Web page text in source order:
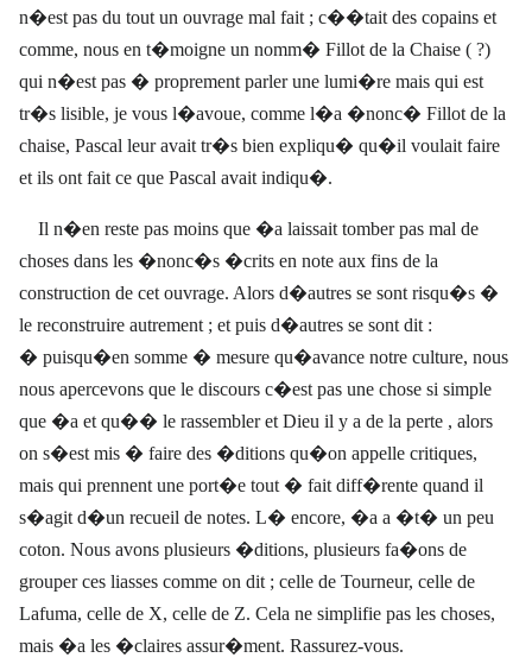
n�est pas du tout un ouvrage mal fait ; c��tait des copains et
comme, nous en t�moigne un nomm� Fillot de la Chaise ( ?)
qui n�est pas � proprement parler une lumi�re mais qui est
tr�s lisible, je vous l�avoue, comme l�a �nonc� Fillot de la
chaise, Pascal leur avait tr�s bien expliqu� qu�il voulait faire
et ils ont fait ce que Pascal avait indiqu�.
Il n�en reste pas moins que �a laissait tomber pas mal de
choses dans les �nonc�s �crits en note aux fins de la
construction de cet ouvrage. Alors d�autres se sont risqu�s �
le reconstruire autrement ; et puis d�autres se sont dit :
� puisqu�en somme � mesure qu�avance notre culture, nous
nous apercevons que le discours c�est pas une chose si simple
que �a et qu�� le rassembler et Dieu il y a de la perte , alors
on s�est mis � faire des �ditions qu�on appelle critiques,
mais qui prennent une port�e tout � fait diff�rente quand il
s�agit d�un recueil de notes. L� encore, �a a �t� un peu
coton. Nous avons plusieurs �ditions, plusieurs fa�ons de
grouper ces liasses comme on dit ; celle de Tourneur, celle de
Lafuma, celle de X, celle de Z. Cela ne simplifie pas les choses,
mais �a les �claires assur�ment. Rassurez-vous.